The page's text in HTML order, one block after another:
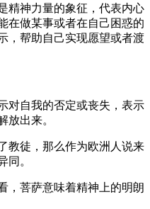
精神力量的象征，代表内心
在做某事或者在自己困惑的
，帮助自己实现愿望或者渡
自我的否定或丧失，表示
放出来。
徒，那么作为欧洲人说来
同。
菩萨意味着精神上的明朗